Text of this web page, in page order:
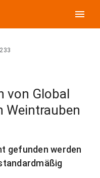
menu
von Global
Weintrauben
gefunden werden